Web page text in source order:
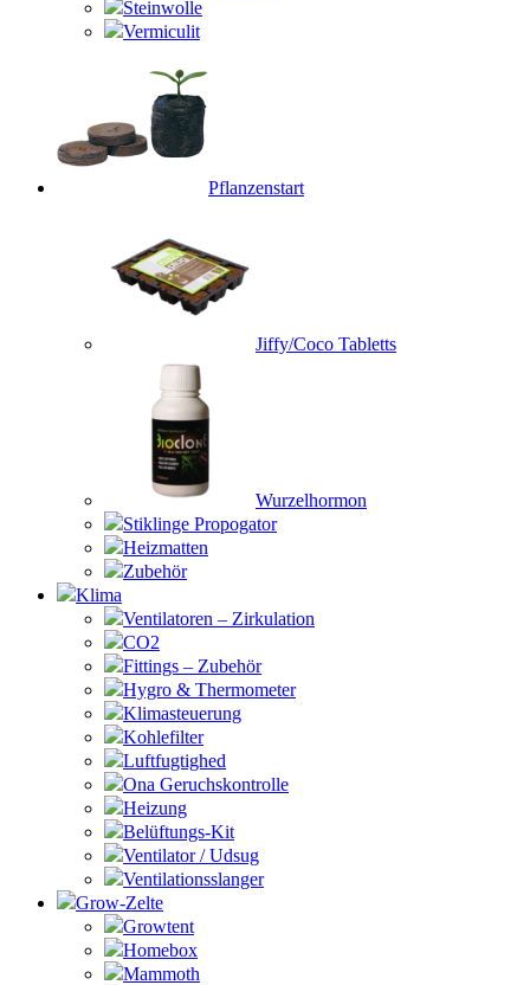
Steinwolle
Vermiculit
Pflanzenstart
Jiffy/Coco Tabletts
Wurzelhormon
Stiklinge Propogator
Heizmatten
Zubehör
Klima
Ventilatoren – Zirkulation
CO2
Fittings – Zubehör
Hygro & Thermometer
Klimasteuerung
Kohlefilter
Luftfugtighed
Ona Geruchskontrolle
Heizung
Belüftungs-Kit
Ventilator / Udsug
Ventilationsslanger
Grow-Zelte
Growtent
Homebox
Mammoth